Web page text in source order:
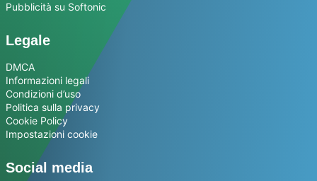
Pubblicità su Softonic
Legale
DMCA
Informazioni legali
Condizioni d’uso
Politica sulla privacy
Cookie Policy
Impostazioni cookie
Social media